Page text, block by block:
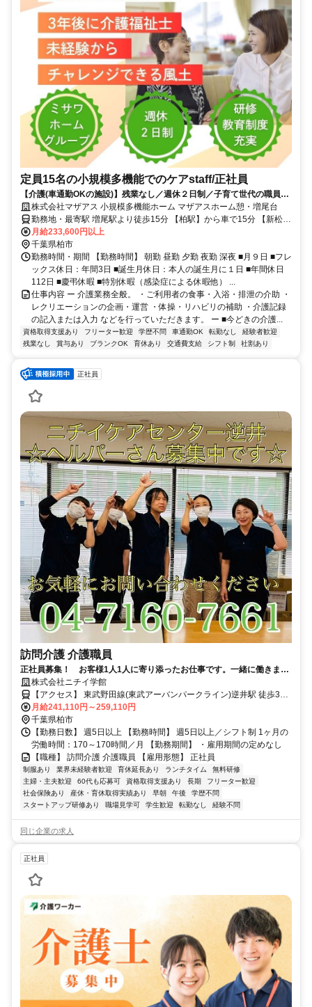
定員15名の小規模多機能でのケアstaff/正社員
【介護(車通勤OKの施設)】残業なし／週休２日制／子育て世代の職員活
躍中株式会社マザアス 小規模多機能ホーム マザアスホーム憩・増尾台
勤務地・最寄駅 増尾駅より徒歩15分 【柏駅】から車で15分 【新松戸
駅】から車で14分
月給233,600円以上
千葉県柏市
勤務時間・期間 【勤務時間】 朝勤 昼勤 夕勤 夜勤 深夜 ■月９日 ■フレ
ックス休日：年間3日 ■誕生月休日：本人の誕生月に１日 ■年間休日
112日 ■慶弔休暇 ■特別休暇（感染症による休暇他） ...
仕事内容 ー 介護業務全般。 ・ご利用者の食事・入浴・排泄の介助 ・
レクリエーションの企画・運営 ・体操・リハビリの補助 ・介護記録
の記入または入力 などを行っていただきます。 ー ■今どきの介護...
資格取得支援あり フリーター歓迎 学歴不問 車通勤OK 転勤なし
経験者歓迎
残業なし
賞与あり ブランクOK 育休あり 交通費支給 シフト制 社割あり
正社員
訪問介護 介護職員
正社員募集！ お客様1人1人に寄り添ったお仕事です。一緒に働きませ
んか。
株式会社ニチイ学館
【アクセス】 東武野田線(東武アーバンパークライン)逆井駅 徒歩3分
■住 所 千葉県 柏市 逆井2-2-8ﾀﾞｲﾔﾊｲﾂ103 ■アクセス 東武野田線(東武
アーバンパークライン)逆井駅 徒歩3分
月給241,110円～259,110円
千葉県柏市
【勤務日数】 週5日以上 【勤務時間】 週5日以上／シフト制 1ヶ月の
労働時間：170～170時間／月 【勤務期間】 ・雇用期間の定めなし
【職種】 訪問介護 介護職員 【雇用形態】 正社員
制服あり 業界未経験者歓迎 育休延長あり ランチタイム
無料研修
主婦・主夫歓迎
60代も応募可 資格取得支援あり 長期
フリーター歓迎
社会保険あり
産休・育休取得実績あり 早朝 午後
学歴不問
スタートアップ研修あり
職場見学可 学生歓迎 転勤なし 経験不問
同じ企業の求人
正社員